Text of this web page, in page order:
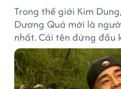
Trong thế giới Kim
Dương Quá mới là
nhất. Cái tên đứng đầu
bởi xuất thân của nhân
giống một đại hiệp.